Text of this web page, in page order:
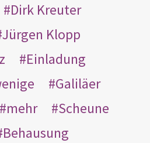
Dirk Kreuter
Jürgen Klopp
Einladung
Galiläer
mehr
Scheune
Behausung